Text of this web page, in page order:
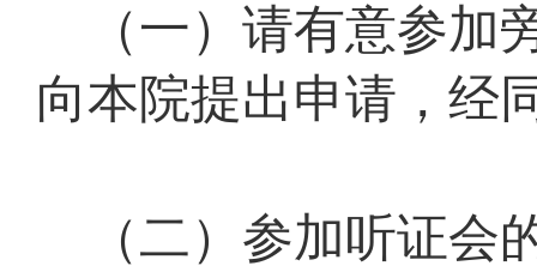
（一） 请有意参加
向本院提出申请，经
（二）参加听证